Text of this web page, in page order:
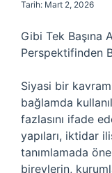
Tarih: Mart 2, 2026
Gibi Tek Başına
Perspektifinden
Siyasi bir
bağlamda
fazlasını ifade
yapıları, iktidar
tanımlamada
bireylerin,